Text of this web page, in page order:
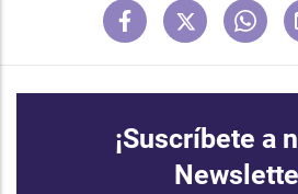
¡Suscríbete a